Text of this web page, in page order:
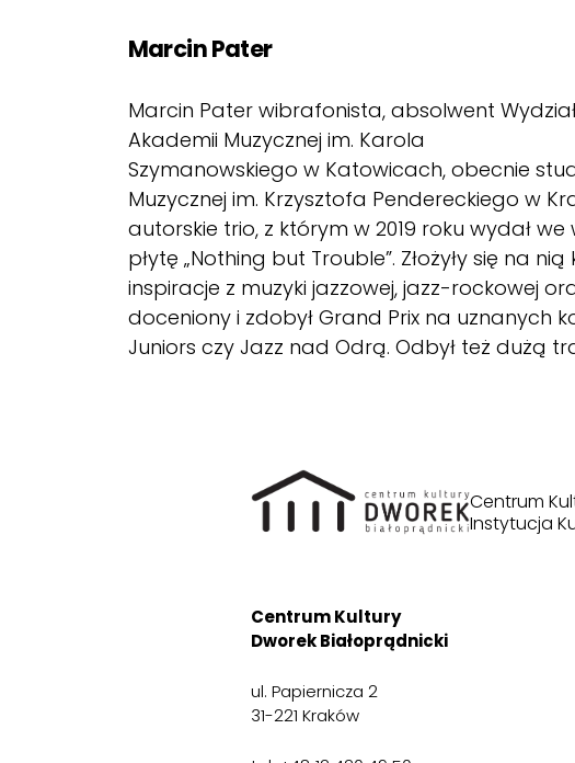
Marcin Pater
Marcin Pater wibrafonista, absolwent
Akademii Muzycznej im. Karola
Szymanowskiego w Katowicach, obecnie
Muzycznej im. Krzysztofa Pendereckiego w
autorskie trio, z którym w 2019 roku wydał
płytę „Nothing but Trouble”. Złożyły się na
inspiracje z muzyki jazzowej, jazz-rockowej
doceniony i zdobył Grand Prix na uznanych
Juniors czy Jazz nad Odrą. Odbył też dużą
Centrum
Instytucja
Centrum Kultury
Dworek Białoprądnicki
ul. Papiernicza 2
31-221 Kraków